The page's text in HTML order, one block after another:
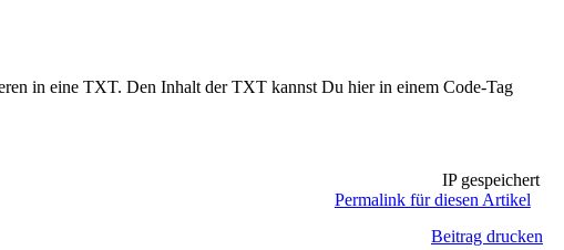
in eine TXT. Den Inhalt der TXT kannst Du hier in einem Code-Tag
IP gespeichert
Permalink für diesen Artikel
Beitrag drucken